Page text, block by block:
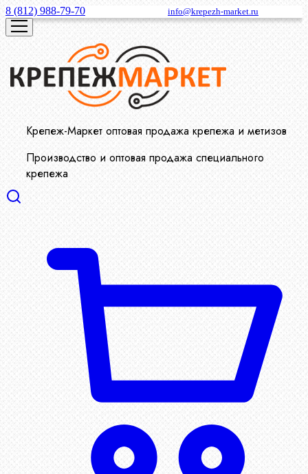
8 (812) 988-79-70 info@krepezh-market.ru
Крепеж-Маркет оптовая продажа крепежа и метизов
Производство и оптовая продажа специального
крепежа